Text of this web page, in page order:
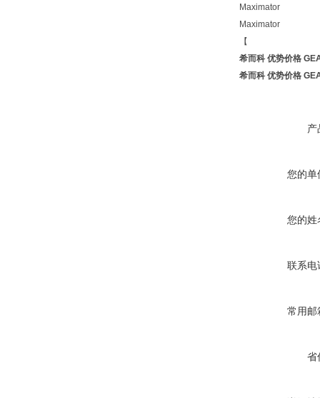
Maximator
Maximator
【
希而科 优势价格
希而科 优势价格
产
您的单
您的姓
联系电
常用邮
省